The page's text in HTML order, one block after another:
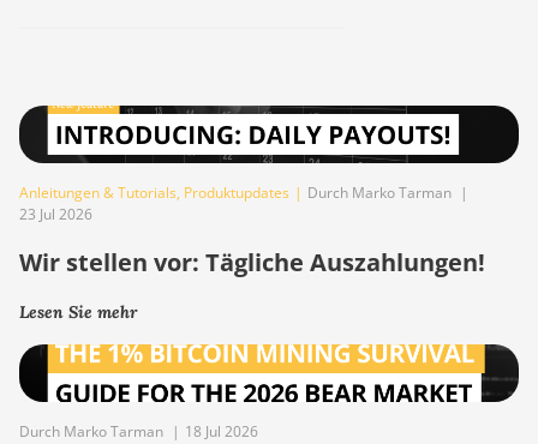
Anleitungen & Tutorials, Produktupdates | Durch Marko Tarman |
23 Jul 2026
Wir stellen vor: Tägliche Auszahlungen!
Lesen Sie mehr
Durch Marko Tarman | 18 Jul 2026